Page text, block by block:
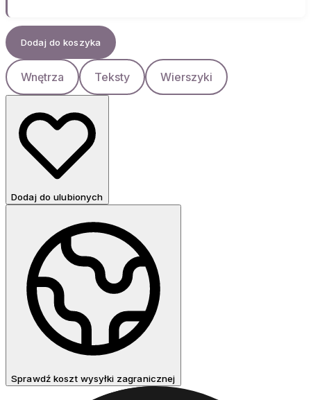
Dodaj do koszyka
Wnętrza Teksty Wierszyki
Dodaj do ulubionych
Sprawdź koszt wysyłki zagranicznej